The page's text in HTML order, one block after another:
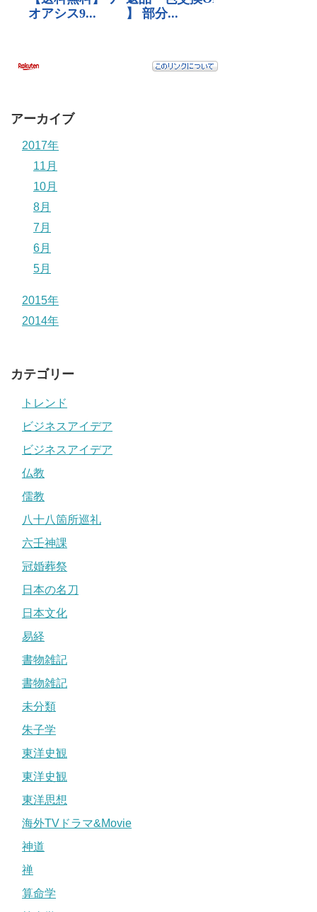
アーカイブ
2017年
11月
10月
8月
7月
6月
5月
2015年
2014年
カテゴリー
トレンド
ビジネスアイデア
ビジネスアイデア
仏教
儒教
八十八箇所巡礼
六壬神課
冠婚葬祭
日本の名刀
日本文化
易経
書物雑記
書物雑記
未分類
朱子学
東洋史観
東洋史観
東洋思想
海外TVドラマ&Movie
神道
禅
算命学